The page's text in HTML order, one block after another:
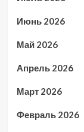
Июнь 2026
Май 2026
Апрель 2026
Март 2026
Февраль 2026